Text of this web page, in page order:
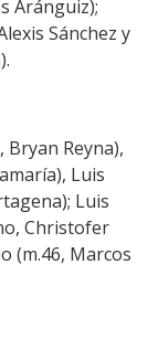
Aránguiz);
Sánchez y
Bryan Reyna),
Luis
Luis
Christofer
(m.46, Marcos